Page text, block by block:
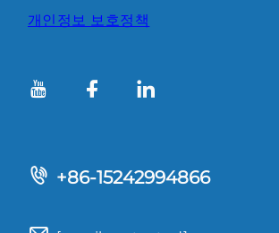
개인정보 보호정책
+86-15242994866